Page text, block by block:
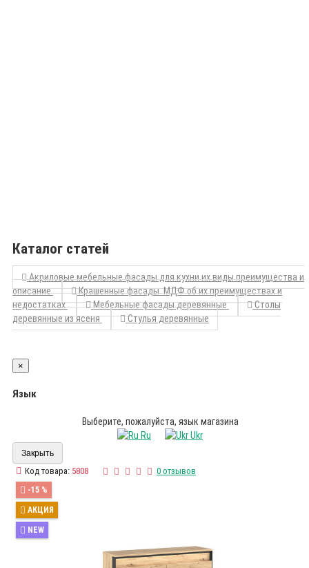
Каталог статей
Акриловые мебельные фасады для кухни их виды преимущества и
описание
Крашенные фасады МДФ об их преимуществах и
недостатках
Мебельные фасады деревянные
Столы
деревянные из ясеня
Стулья деревянные
×
Язык
Выберите, пожалуйста, язык магазина
Ru
Ukr
Закрыть
Код товара: 5808 0 отзывов
-15 %
АКЦИЯ
NEW